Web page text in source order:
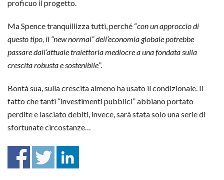
proficuo il progetto.
Ma Spence tranquillizza tutti, perché “con un approccio di
questo tipo, il “new normal” dell’economia globale potrebbe
passare dall’attuale traiettoria mediocre a una fondata sulla
crescita robusta e sostenibile”.
Bontà sua, sulla crescita almeno ha usato il condizionale. Il
fatto che tanti “investimenti pubblici” abbiano portato
perdite e lasciato debiti, invece, sarà stata solo una serie di
sfortunate circostanze…